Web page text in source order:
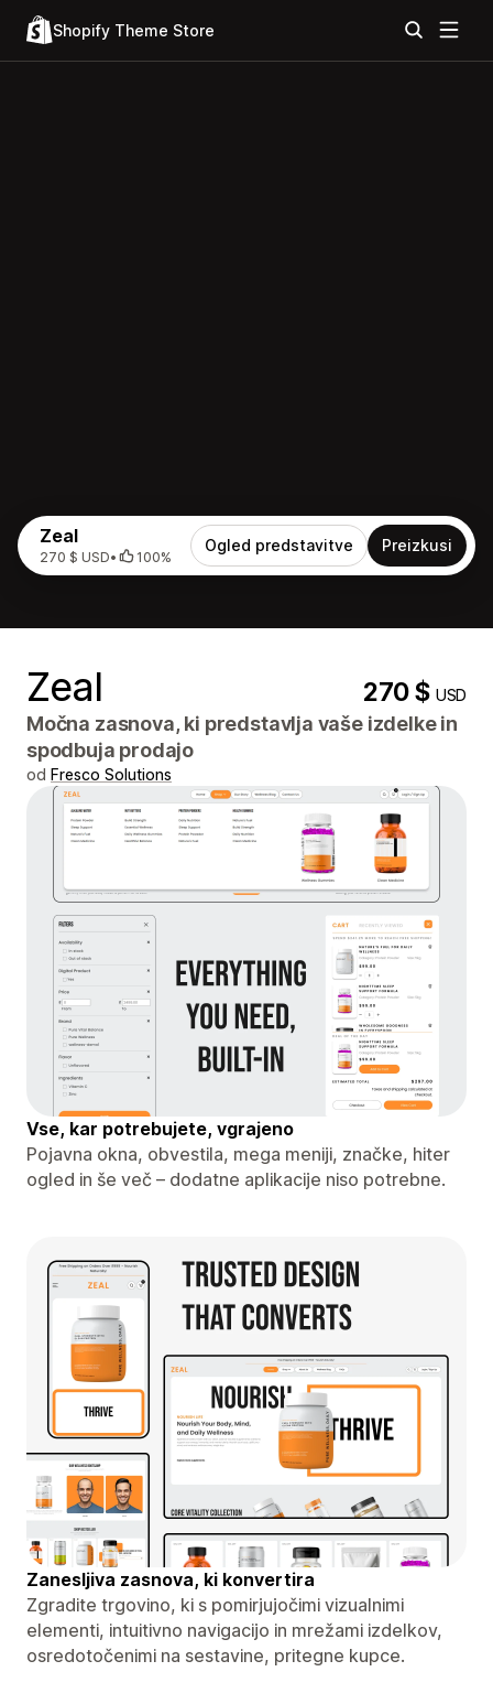
Shopify Theme Store
Zeal
270 $ USD• 100%
Ogled predstavitve Preizkusi
Zeal 270 $USD
Močna zasnova, ki predstavlja vaše izdelke in
spodbuja prodajo
od Fresco Solutions
Vse, kar potrebujete, vgrajeno
Pojavna okna, obvestila, mega meniji, značke, hiter
ogled in še več – dodatne aplikacije niso potrebne.
Zanesljiva zasnova, ki konvertira
Zgradite trgovino, ki s pomirjujočimi vizualnimi
elementi, intuitivno navigacijo in mrežami izdelkov,
osredotočenimi na sestavine, pritegne kupce.